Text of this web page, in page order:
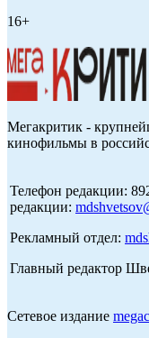
16+
Мегакритик -
кинофильмы в
Телефон редакции:
редакции:
Рекламный отдел:
Главный редактор
Сетевое издание